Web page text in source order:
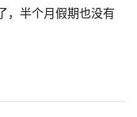
，半个月假期也没有